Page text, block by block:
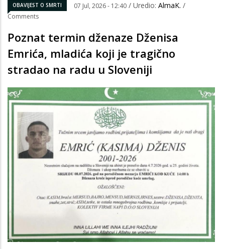
OBAVIJEST O SMRTI 07 Jul, 2026 - 12:40 / Uredio: AlmaK. /
Comments
Poznat termin dženaze Dženisa
Emrića, mladića koji je tragično
stradao na radu u Sloveniji